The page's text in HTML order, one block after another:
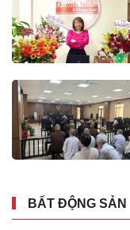
BẤT ĐỘNG SẢN